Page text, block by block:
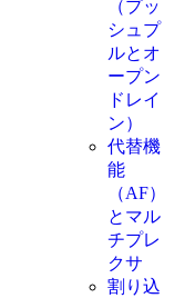
（プッ
シュプ
ルとオ
ープン
ドレイ
ン）
代替機
能
（AF）
とマル
チプレ
クサ
割り込